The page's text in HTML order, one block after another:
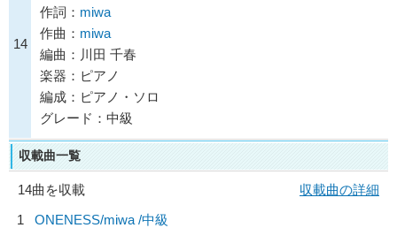
14
作詞： miwa
作曲： miwa
編曲：川田 千春
楽器：ピアノ
編成：ピアノ・ソロ
グレード：中級
収載曲一覧
14曲を収載
収載曲の詳細
1
ONENESS/miwa /中級